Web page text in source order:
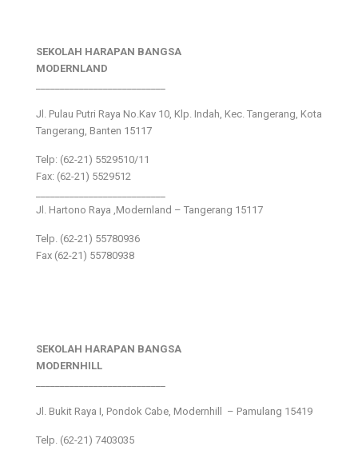
SEKOLAH HARAPAN BANGSA
MODERNLAND
Jl. Pulau Putri Raya No.Kav 10, Klp. Indah, Kec. Tangerang, Kota
Tangerang, Banten 15117
Telp: (62-21) 5529510/11
Fax: (62-21) 5529512
Jl. Hartono Raya ,Modernland – Tangerang 15117
Telp. (62-21) 55780936
Fax (62-21) 55780938
SEKOLAH HARAPAN BANGSA
MODERNHILL
Jl. Bukit Raya I, Pondok Cabe, Modernhill – Pamulang 15419
Telp. (62-21) 7403035